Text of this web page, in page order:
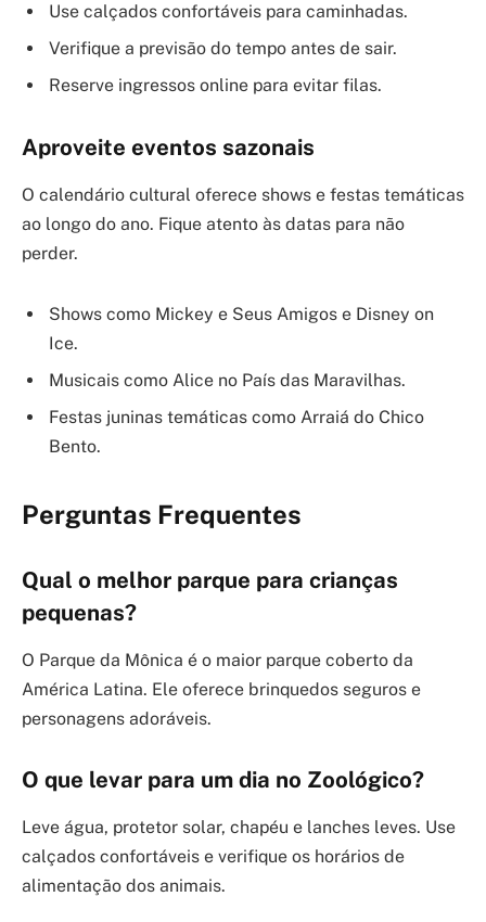
Use calçados confortáveis para caminhadas.
Verifique a previsão do tempo antes de sair.
Reserve ingressos online para evitar filas.
Aproveite eventos sazonais
O calendário cultural oferece shows e festas temáticas
ao longo do ano. Fique atento às datas para não
perder.
Shows como Mickey e Seus Amigos e Disney on
Ice.
Musicais como Alice no País das Maravilhas.
Festas juninas temáticas como Arraiá do Chico
Bento.
Perguntas Frequentes
Qual o melhor parque para crianças
pequenas?
O Parque da Mônica é o maior parque coberto da
América Latina. Ele oferece brinquedos seguros e
personagens adoráveis.
O que levar para um dia no Zoológico?
Leve água, protetor solar, chapéu e lanches leves. Use
calçados confortáveis e verifique os horários de
alimentação dos animais.